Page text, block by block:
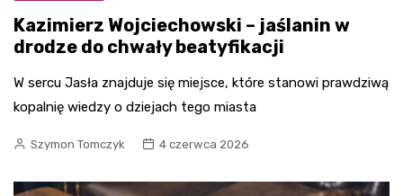
Kazimierz Wojciechowski – jaślanin w
drodze do chwały beatyfikacji
W sercu Jasła znajduje się miejsce, które stanowi prawdziwą
kopalnię wiedzy o dziejach tego miasta
Szymon Tomczyk 4 czerwca 2026